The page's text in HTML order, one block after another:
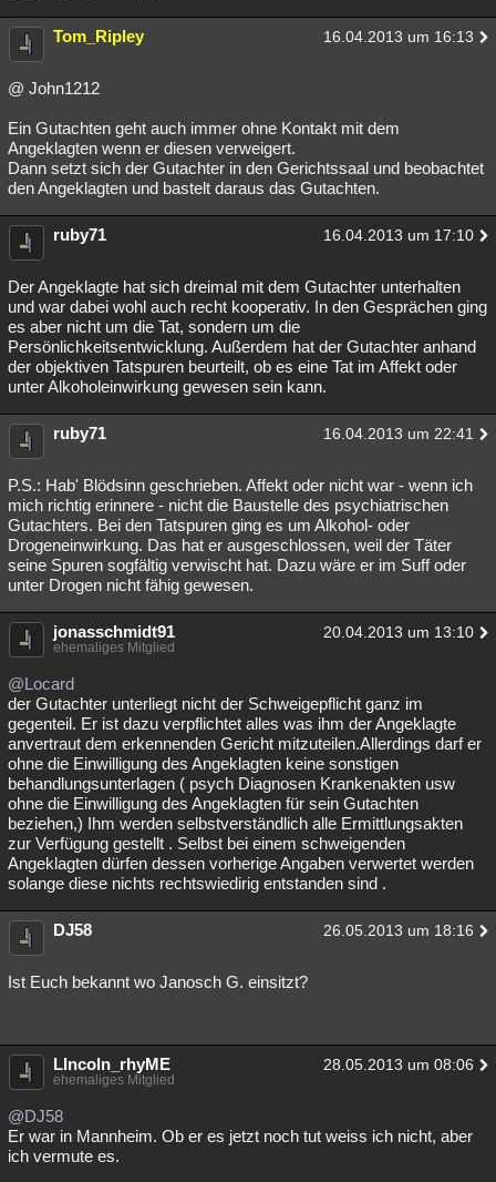
Tom_Ripley 16.04.2013 um 16:13
@ John1212
Ein Gutachten geht auch immer ohne Kontakt mit dem
Angeklagten wenn er diesen verweigert.
Dann setzt sich der Gutachter in den Gerichtssaal und beobachtet
den Angeklagten und bastelt daraus das Gutachten.
ruby71 16.04.2013 um 17:10
Der Angeklagte hat sich dreimal mit dem Gutachter unterhalten
und war dabei wohl auch recht kooperativ. In den Gesprächen ging
es aber nicht um die Tat, sondern um die
Persönlichkeitsentwicklung. Außerdem hat der Gutachter anhand
der objektiven Tatspuren beurteilt, ob es eine Tat im Affekt oder
unter Alkoholeinwirkung gewesen sein kann.
ruby71 16.04.2013 um 22:41
P.S.: Hab' Blödsinn geschrieben. Affekt oder nicht war - wenn ich
mich richtig erinnere - nicht die Baustelle des psychiatrischen
Gutachters. Bei den Tatspuren ging es um Alkohol- oder
Drogeneinwirkung. Das hat er ausgeschlossen, weil der Täter
seine Spuren sogfältig verwischt hat. Dazu wäre er im Suff oder
unter Drogen nicht fähig gewesen.
jonasschmidt91 20.04.2013 um 13:10
ehemaliges Mitglied
@Locard
der Gutachter unterliegt nicht der Schweigepflicht ganz im
gegenteil. Er ist dazu verpflichtet alles was ihm der Angeklagte
anvertraut dem erkennenden Gericht mitzuteilen.Allerdings darf er
ohne die Einwilligung des Angeklagten keine sonstigen
behandlungsunterlagen ( psych Diagnosen Krankenakten usw
ohne die Einwilligung des Angeklagten für sein Gutachten
beziehen,) Ihm werden selbstverständlich alle Ermittlungsakten
zur Verfügung gestellt . Selbst bei einem schweigenden
Angeklagten dürfen dessen vorherige Angaben verwertet werden
solange diese nichts rechtswiedirig entstanden sind .
DJ58 26.05.2013 um 18:16
Ist Euch bekannt wo Janosch G. einsitzt?
LIncoln_rhyME 28.05.2013 um 08:06
ehemaliges Mitglied
@DJ58
Er war in Mannheim. Ob er es jetzt noch tut weiss ich nicht, aber
ich vermute es.